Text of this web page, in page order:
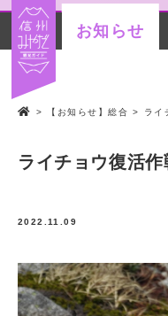
お知らせ
> 【お知らせ】総合 > ライ
ライチョウ復活作
2022.11.09